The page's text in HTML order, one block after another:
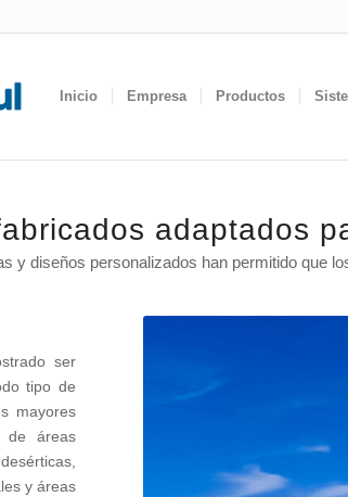
Inicio Empresa Productos
adaptados
y diseños personalizados han permitido que
ser
tipo de
mayores
de áreas
y áreas